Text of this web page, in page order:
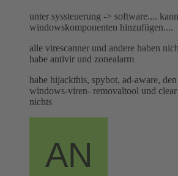
unter syssteuerung -> software....
windowskomponenten hinzufügen....
alle virescanner und andere haben
habe antivir und zonealarm
habe hijackthis, spybot, ad-aware,
windows-viren- removaltool und
nichts